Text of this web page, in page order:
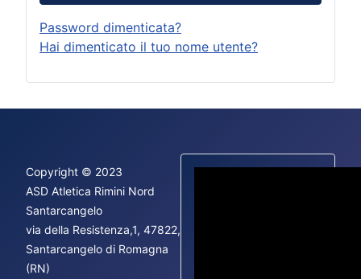
Password dimenticata?
Hai dimenticato il tuo nome utente?
Copyright © 2023
ASD Atletica Rimini Nord
Santarcangelo
via della Resistenza,1, 47822,
Santarcangelo di Romagna
(RN)